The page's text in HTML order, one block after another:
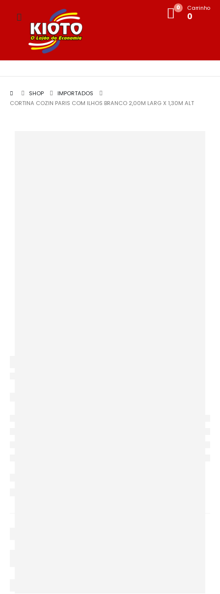
0 Carrinho
0
SHOP
IMPORTADOS
CORTINA COZIN PARIS COM ILHOS BRANCO 2,00M LARG X 1,30M ALT